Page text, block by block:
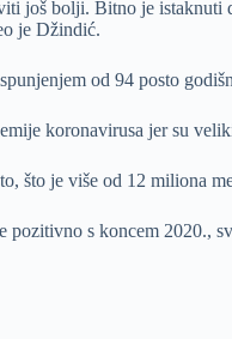
još bolji. Bitno je
je Džindić.
od 94 posto
koronavirusa jer su
što je više od 12 miliona
s koncem 2020.,